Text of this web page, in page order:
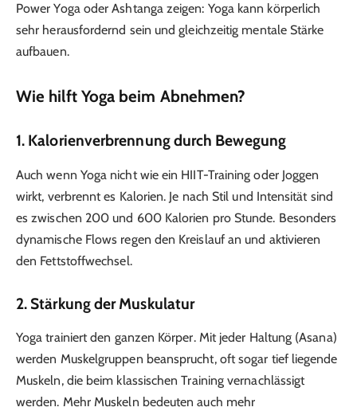
Power Yoga oder Ashtanga zeigen: Yoga kann körperlich
sehr herausfordernd sein und gleichzeitig mentale Stärke
aufbauen.
Wie hilft Yoga beim Abnehmen?
1. Kalorienverbrennung durch Bewegung
Auch wenn Yoga nicht wie ein HIIT-Training oder Joggen
wirkt, verbrennt es Kalorien. Je nach Stil und Intensität sind
es zwischen 200 und 600 Kalorien pro Stunde. Besonders
dynamische Flows regen den Kreislauf an und aktivieren
den Fettstoffwechsel.
2. Stärkung der Muskulatur
Yoga trainiert den ganzen Körper. Mit jeder Haltung (Asana)
werden Muskelgruppen beansprucht, oft sogar tief liegende
Muskeln, die beim klassischen Training vernachlässigt
werden. Mehr Muskeln bedeuten auch mehr